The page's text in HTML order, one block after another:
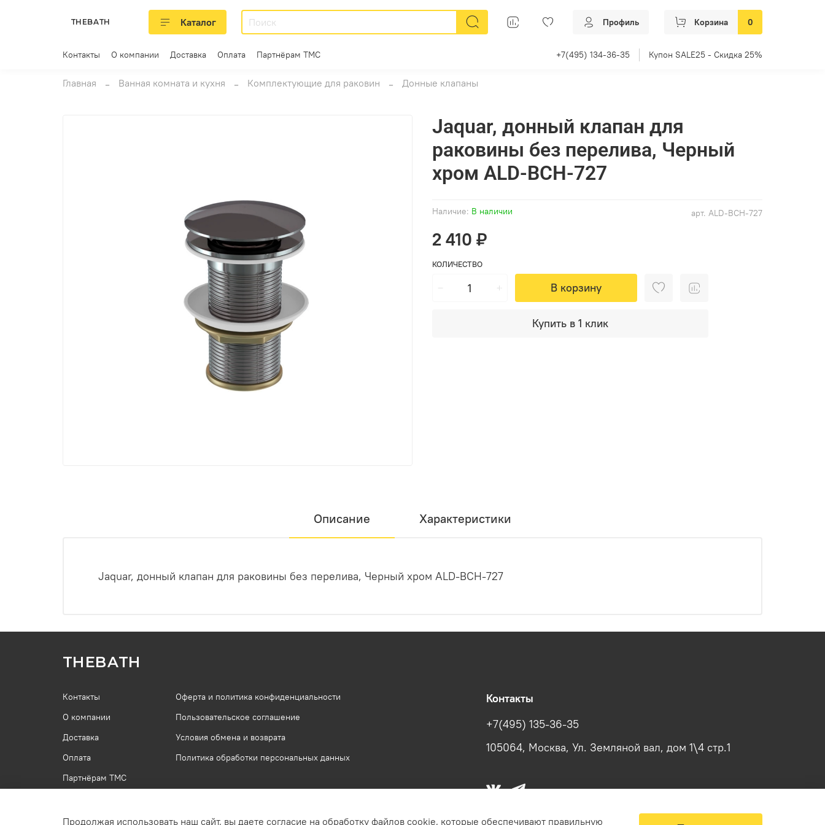
THEBATH Каталог Профиль Корзина 0
Контакты О компании Доставка Оплата Партнёрам ТМС +7(495) 134-36-35 Купон SALE25 - Скидка 25%
Главная Ванная комната и кухня Комплектующие для раковин Донные клапаны
арт. ALD-BCH-727
Наличие: В наличии
Jaquar, донный клапан для
раковины без перелива, Черный
хром ALD-BCH-727
2 410 ₽
КОЛИЧЕСТВО
В корзину
Купить в 1 клик
Описание Характеристики
Jaquar, донный клапан для раковины без перелива, Черный хром ALD-BCH-727
THEBATH
Контакты
О компании
Доставка
Оплата
Партнёрам ТМС
Оферта и политика конфиденциальности
Пользовательское соглашение
Условия обмена и возврата
Политика обработки персональных данных
Контакты
+7(495) 135-36-35
105064, Москва, Ул. Земляной вал, дом 1\4 стр.1
Продолжая использовать наш сайт, вы даете согласие на обработку файлов cookie, которые обеспечивают правильную